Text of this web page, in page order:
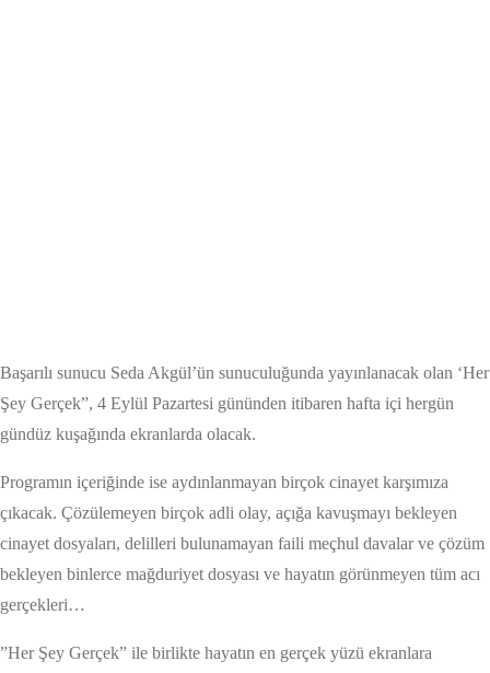
Başarılı sunucu Seda Akgül’ün sunuculuğunda yayınlanacak olan ‘Her
Şey Gerçek”, 4 Eylül Pazartesi gününden itibaren hafta içi hergün
gündüz kuşağında ekranlarda olacak.
Programın içeriğinde ise aydınlanmayan birçok cinayet karşımıza
çıkacak. Çözülemeyen birçok adli olay, açığa kavuşmayı bekleyen
cinayet dosyaları, delilleri bulunamayan faili meçhul davalar ve çözüm
bekleyen binlerce mağduriyet dosyası ve hayatın görünmeyen tüm acı
gerçekleri…
”Her Şey Gerçek” ile birlikte hayatın en gerçek yüzü ekranlara